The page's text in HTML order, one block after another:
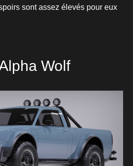
sont assez élevés pour eux
Wolf